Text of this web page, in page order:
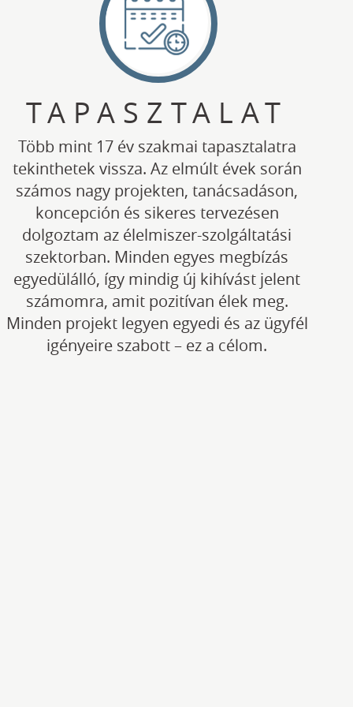
TAPASZTALAT
Több mint 17 év szakmai tapasztalatra
tekinthetek vissza. Az elmúlt évek során
számos nagy projekten, tanácsadáson,
koncepción és sikeres tervezésen
dolgoztam az élelmiszer-szolgáltatási
szektorban. Minden egyes megbízás
egyedülálló, így mindig új kihívást jelent
számomra, amit pozitívan élek meg.
Minden projekt legyen egyedi és az ügyfél
igényeire szabott – ez a célom.